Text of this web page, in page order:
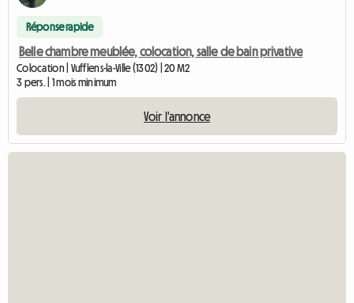
Réponse rapide
Belle chambre meublée, colocation, salle de bain privative
Colocation | Vufflens-la-Ville (1302) | 20 M2
3 pers. | 1 mois minimum
Voir l'annonce